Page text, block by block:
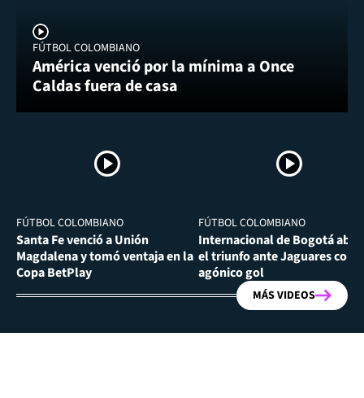
FÚTBOL COLOMBIANO
América venció por la mínima a Once
Caldas fuera de casa
FÚTBOL COLOMBIANO
Santa Fe venció a Unión
Magdalena y tomó ventaja en la
Copa BetPlay
FÚTBOL COLOMBIANO
Internacional de Bogotá
el triunfo ante Jaguares con
agónico gol
MÁS VIDEOS